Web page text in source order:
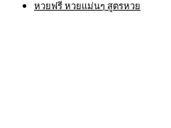
หวยฟรี หวยแม่นๆ สูตรหวย